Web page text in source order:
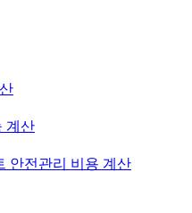
계산
안전관리 비용 계산